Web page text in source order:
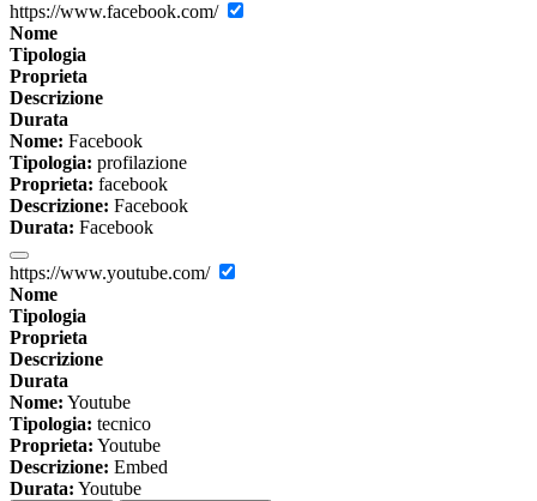
https://www.facebook.com/
Nome
Tipologia
Proprieta
Descrizione
Durata
Nome: Facebook
Tipologia: profilazione
Proprieta: facebook
Descrizione: Facebook
Durata: Facebook
https://www.youtube.com/
Nome
Tipologia
Proprieta
Descrizione
Durata
Nome: Youtube
Tipologia: tecnico
Proprieta: Youtube
Descrizione: Embed
Durata: Youtube